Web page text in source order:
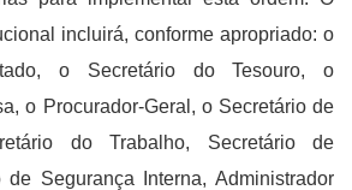
incluirá, conforme apropriado: o
o Secretário do Tesouro, o
o Procurador-Geral, o Secretário de
do Trabalho, Secretário de
de Segurança Interna, Administrador